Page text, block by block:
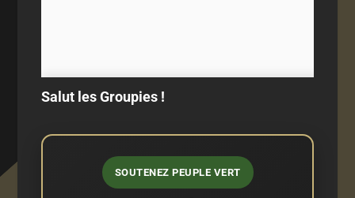
Salut les Groupies !
SOUTENEZ PEUPLE VERT